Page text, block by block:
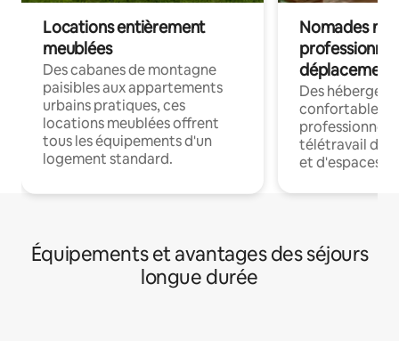
Locations entièrement
meublées
Des cabanes de montagne
paisibles aux appartements
urbains pratiques, ces
locations meublées offrent
tous les équipements d'un
logement standard.
Nomades
déplacement
Des
confortables
professionnels
télétravail
et d'espaces
Équipements et avantages des séjours
longue durée